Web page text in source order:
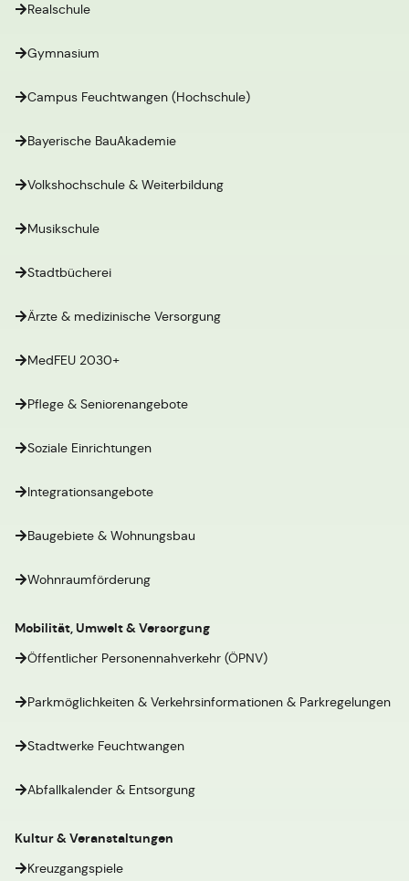
Realschule
Gymnasium
Campus Feuchtwangen (Hochschule)
Bayerische BauAkademie
Volkshochschule & Weiterbildung
Musikschule
Stadtbücherei
Ärzte & medizinische Versorgung
MedFEU 2030+
Pflege & Seniorenangebote
Soziale Einrichtungen
Integrationsangebote
Baugebiete & Wohnungsbau
Wohnraumförderung
Mobilität, Umwelt & Versorgung
Öffentlicher Personennahverkehr (ÖPNV)
Parkmöglichkeiten & Verkehrsinformationen & Parkregelungen
Stadtwerke Feuchtwangen
Abfallkalender & Entsorgung
Kultur & Veranstaltungen
Kreuzgangspiele